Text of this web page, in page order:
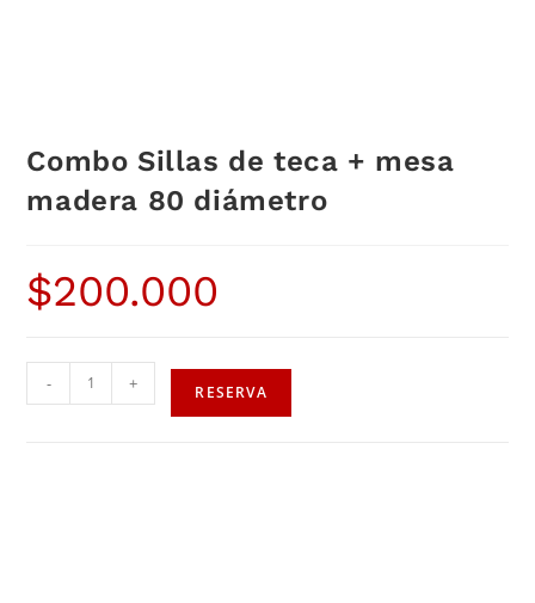
Combo Sillas de teca + mesa
madera 80 diámetro
$200.000
- + RESERVA